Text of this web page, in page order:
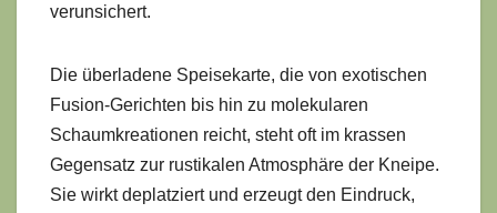
verunsichert.
Die überladene Speisekarte, die von exotischen
Fusion-Gerichten bis hin zu molekularen
Schaumkreationen reicht, steht oft im krassen
Gegensatz zur rustikalen Atmosphäre der Kneipe.
Sie wirkt deplatziert und erzeugt den Eindruck,